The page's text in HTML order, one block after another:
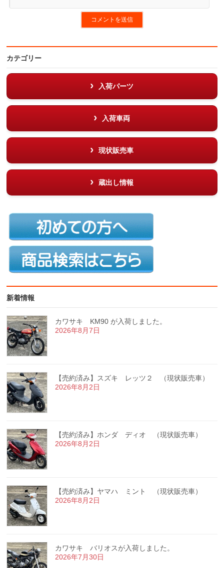
カテゴリー
入荷パーツ
入荷車両
現状販売車
蔵出し情報
新着情報
カワサキ KM90 が入荷しました。
2026年8月7日
【売約済み】スズキ レッツ２ （現状販売車）
2026年8月2日
【売約済み】ホンダ ディオ （現状販売車）
2026年8月2日
【売約済み】ヤマハ ミント （現状販売車）
2026年8月2日
カワサキ バリオスが入荷しました。
2026年7月30日